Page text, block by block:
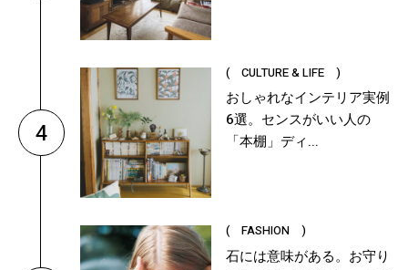
4
( CULTURE & LIFE )
おしゃれなインテリア実例
6選。センスがいい人の
「本棚」ディ...
( FASHION )
石には意味がある。お守り